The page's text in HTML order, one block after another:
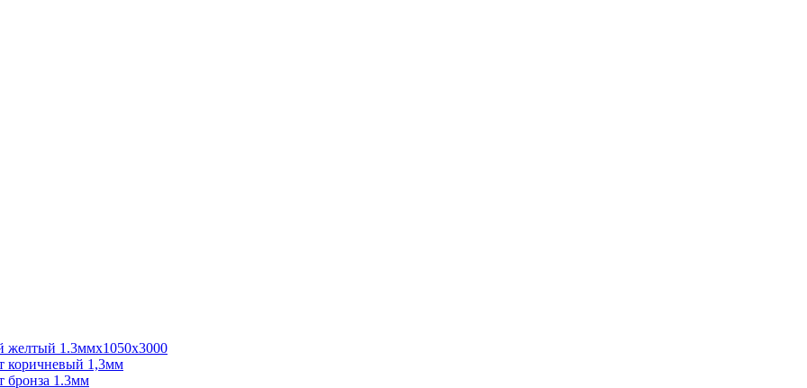
желтый 1.3ммх1050х3000
коричневый 1,3мм
бронза 1.3мм